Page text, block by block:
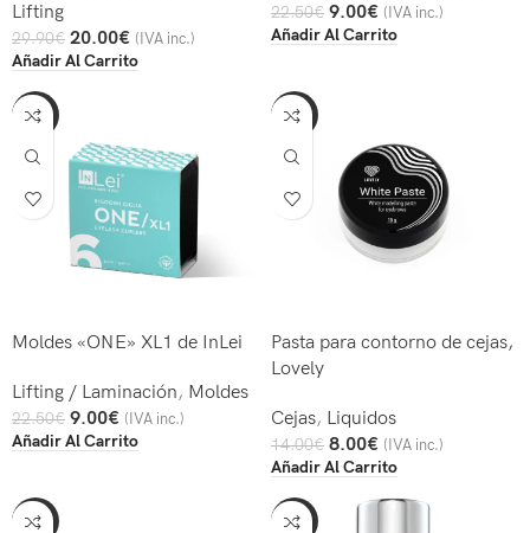
Lifting
29.90€ 20.00€ (IVA inc.)
Añadir Al Carrito
22.50€ 9.00€ (IVA inc.)
Añadir Al Carrito
-60%
Moldes «ONE» XL1 de InLei
Lifting / Laminación, Moldes
22.50€ 9.00€ (IVA inc.)
Añadir Al Carrito
-43%
Pasta para contorno de cejas,
Lovely
Cejas, Liquidos
14.00€ 8.00€ (IVA inc.)
Añadir Al Carrito
-30% -15%